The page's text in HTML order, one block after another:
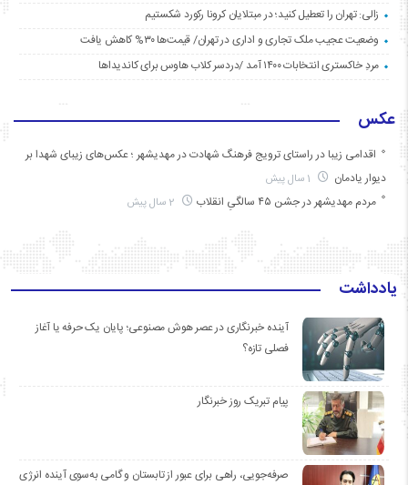
زالی: تهران را تعطیل کنید؛ در مبتلایان کرونا رکورد شکستیم
وضعیت عجیب ملک تجاری و اداری در تهران/ قیمت‌ها ۳۰% کاهش یافت
مردِ خاکستری انتخابات ۱۴۰۰ آمد /دردسر کلاب هاوس برای کاندیداها
عکس
اقدامی زیبا در راستای ترویج فرهنگ شهادت در مهدیشهر ؛ عکس‌های زیبای شهدا بر
دیوار یادمان
مردم مهدیشهر در جشن ۴۵ سالگیِ انقلاب
یادداشت
آینده خبرنگاری در عصر هوش مصنوعی؛ پایان یک حرفه یا آغاز
فصلی تازه؟
پیام تبریک روز خبرنگار
صرفه‌جویی، راهی برای عبور از تابستان و گامی به‌سوی آینده انرژی